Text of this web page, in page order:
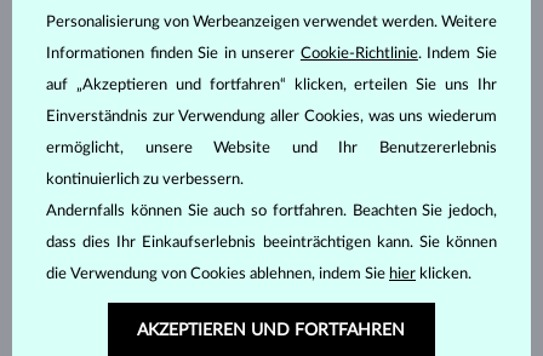
WEISSGOLD
DIAMANT LAB GROWN & DIAMANTEN
2 779 €
Personalisierung von Werbeanzeigen verwendet werden. Weitere
Informationen finden Sie in unserer Cookie-Richtlinie. Indem Sie
auf „Akzeptieren und fortfahren“ klicken, erteilen Sie uns Ihr
Einverständnis zur Verwendung aller Cookies, was uns wiederum
ermöglicht, unsere Website und Ihr Benutzererlebnis
kontinuierlich zu verbessern.
Andernfalls können Sie auch so fortfahren. Beachten Sie jedoch,
dass dies Ihr Einkaufserlebnis beeinträchtigen kann. Sie können
die Verwendung von Cookies ablehnen, indem Sie hier klicken.
AKZEPTIEREN UND FORTFAHREN